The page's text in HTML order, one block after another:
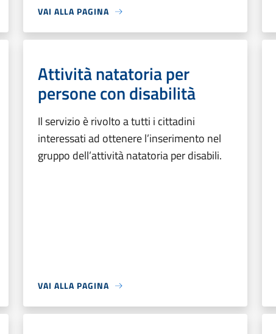
VAI ALLA PAGINA
Attività natatoria per
persone con disabilità
Il servizio è rivolto a tutti i cittadini
interessati ad ottenere l’inserimento nel
gruppo dell’attività natatoria per disabili.
VAI ALLA PAGINA